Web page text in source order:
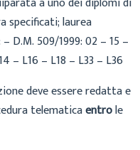
specificati;laurea
– D.M. 509/1999: 02–15–
– L16– L18 – L33 – L36
deve essere redattae
telematicaentrole